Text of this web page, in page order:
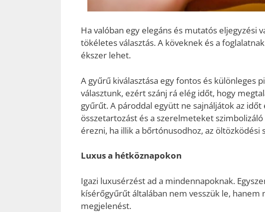
Ha valóban egy elegáns és mutatós eljegyzési
tökéletes választás. A köveknek és a
ékszer lehet.
A gyűrű kiválasztása egy fontos és különleges
választunk, ezért szánj rá elég időt, hogy
gyűrűt. A pároddal együtt ne sajnáljátok az
összetartozást és a szerelmeteket
érezni, ha illik a bőrtónusodhoz, az öltözködési
Luxus a hétköznapokon
Igazi luxusérzést ad a mindennapoknak.
kísérőgyűrűt általában nem vesszük le, hanem
megjelenést.